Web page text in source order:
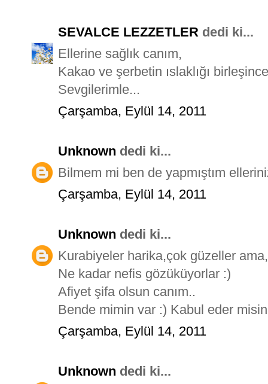
SEVALCE LEZZETLER dedi ki...
Ellerine sağlık canım,
Kakao ve şerbetin ıslaklığı
Sevgilerimle...
Çarşamba, Eylül 14, 2011
Unknown dedi ki...
Bilmem mi ben de yapmıştım
Çarşamba, Eylül 14, 2011
Unknown dedi ki...
Kurabiyeler harika,çok güzeller
Ne kadar nefis gözüküyorlar :)
Afiyet şifa olsun canım..
Bende mimin var :) Kabul eder
Çarşamba, Eylül 14, 2011
Unknown dedi ki...